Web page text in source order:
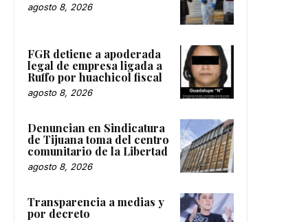
agosto 8, 2026
FGR detiene a apoderada
legal de empresa ligada a
Ruffo por huachicol fiscal
agosto 8, 2026
Denuncian en Sindicatura
de Tijuana toma del centro
comunitario de la Libertad
agosto 8, 2026
Transparencia a medias y
por decreto